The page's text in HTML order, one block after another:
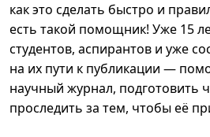
как это сделать быстро и
есть такой помощник! Уже 15
студентов, аспирантов и уже
на их пути к публикации —
научный журнал, подготовить
проследить за тем, чтобы её